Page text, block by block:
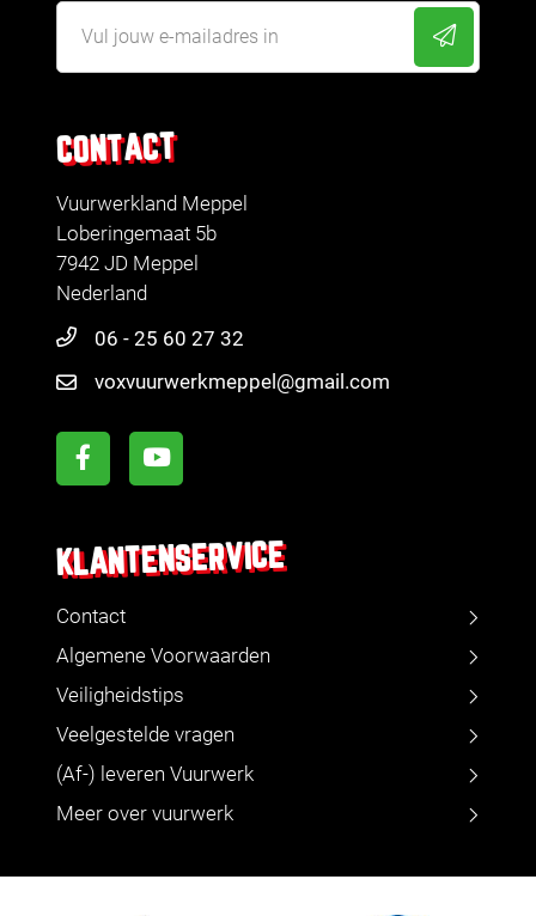
CONTACT
Vuurwerkland Meppel
Loberingemaat 5b
7942 JD Meppel
Nederland
06 - 25 60 27 32
voxvuurwerkmeppel@gmail.com
KLANTENSERVICE
Contact
Algemene Voorwaarden
Veiligheidstips
Veelgestelde vragen
(Af-) leveren Vuurwerk
Meer over vuurwerk